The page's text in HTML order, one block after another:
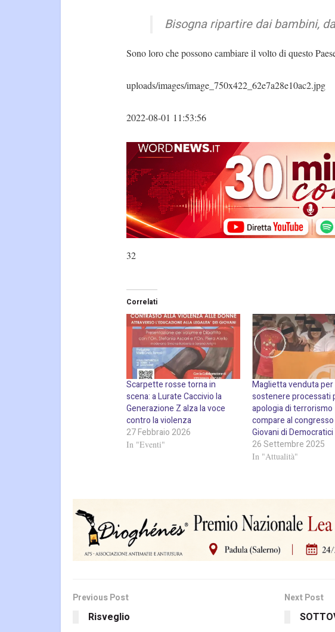
Bisogna ripartire dai bambini,
Sono loro che possono cambiare il volto di questo
uploads/images/image_750x422_62e7a28e10ac2.jpg
2022-08-01 11:53:56
32
Correlati
Scarpette rosse torna in
scena: a Lurate Caccivio la
Generazione Z alza la voce
contro la violenza
27 Febbraio 2026
In "Eventi"
Maglietta venduta per
sostenere processati
apologia di terrorismo
compare al
Giovani di
26 Settembre 2025
In "Attualità"
Previous Post
Risveglio
Next Post